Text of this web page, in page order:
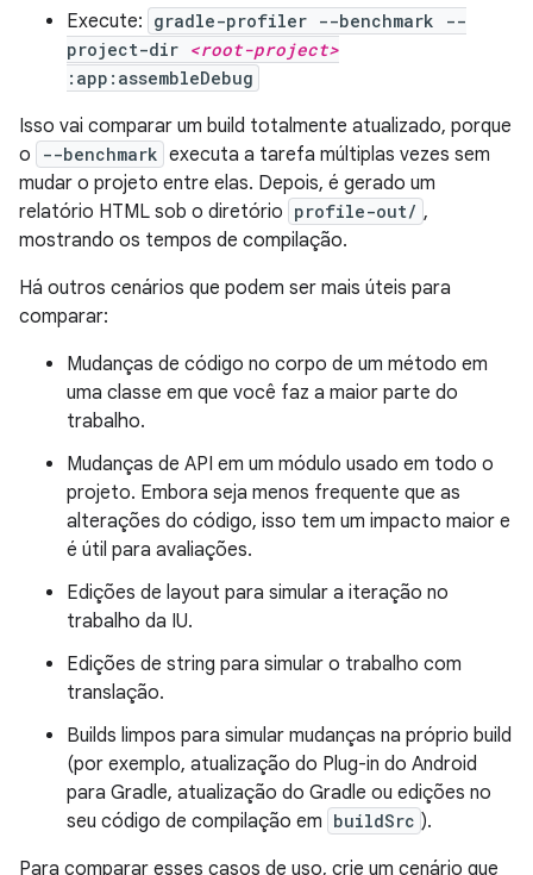
Execute: gradle-profiler --benchmark --
project-dir <root-project>
:app:assembleDebug
Isso vai comparar um build totalmente atualizado, porque
o
--benchmark executa a tarefa múltiplas vezes sem
mudar o projeto entre elas. Depois, é gerado um
relatório HTML sob o diretório profile-out/ ,
mostrando os tempos de compilação.
Há outros cenários que podem ser mais úteis para
comparar:
Mudanças de código no corpo de um método em
uma classe em que você faz a maior parte do
trabalho.
Mudanças de API em um módulo usado em todo o
projeto. Embora seja menos frequente que as
alterações do código, isso tem um impacto maior e
é útil para avaliações.
Edições de layout para simular a iteração no
trabalho da IU.
Edições de string para simular o trabalho com
translação.
Builds limpos para simular mudanças na próprio build
(por exemplo, atualização do Plug-in do Android
para Gradle, atualização do Gradle ou edições no
seu código de compilação em buildSrc ).
Para comparar esses casos de uso, crie um cenário que